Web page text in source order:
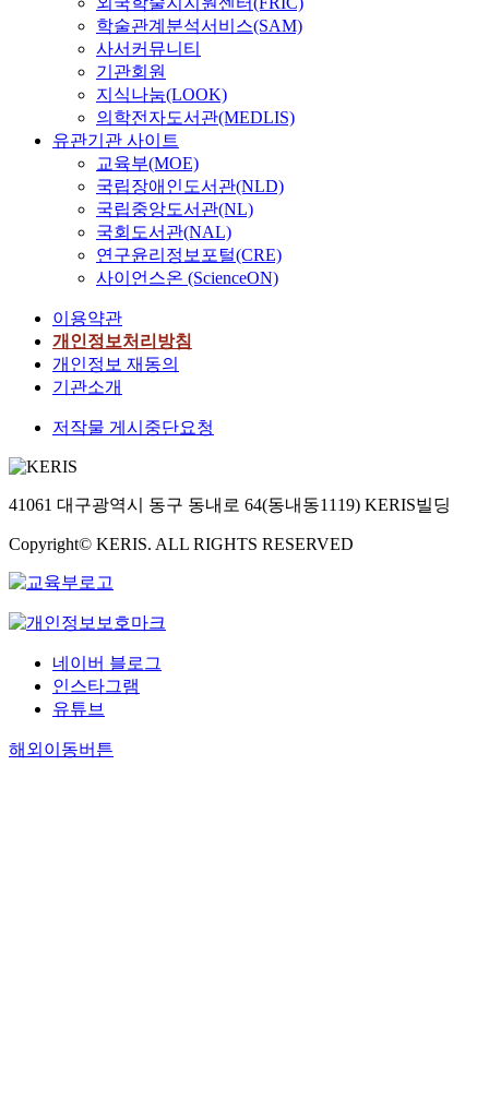
학술관계분석서비스(SAM)
사서커뮤니티
기관회원
지식나눔(LOOK)
의학전자도서관(MEDLIS)
유관기관 사이트
교육부(MOE)
국립장애인도서관(NLD)
국립중앙도서관(NL)
국회도서관(NAL)
연구윤리정보포털(CRE)
사이언스온 (ScienceON)
이용약관
개인정보처리방침
개인정보 재동의
기관소개
저작물 게시중단요청
41061 대구광역시 동구 동내로 64(동내동1119) KERIS빌딩
Copyright© KERIS. ALL RIGHTS RESERVED
네이버 블로그
인스타그램
유튜브
해외이동버튼